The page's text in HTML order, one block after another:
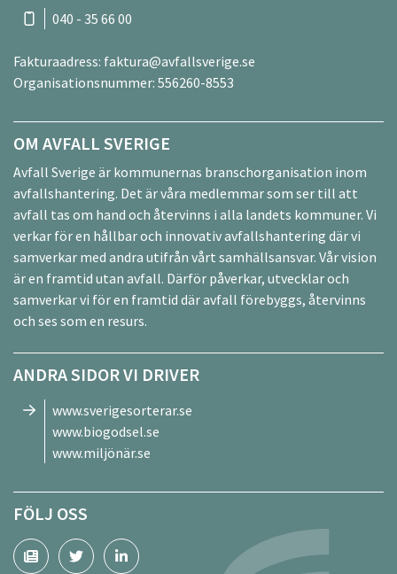
040 - 35 66 00
Fakturaadress: faktura@avfallsverige.se
Organisationsnummer: 556260-8553
OM AVFALL SVERIGE
Avfall Sverige är kommunernas branschorganisation inom
avfallshantering. Det är våra medlemmar som ser till att
avfall tas om hand och återvinns i alla landets kommuner. Vi
verkar för en hållbar och innovativ avfallshantering där vi
samverkar med andra utifrån vårt samhällsansvar. Vår vision
är en framtid utan avfall. Därför påverkar, utvecklar och
samverkar vi för en framtid där avfall förebyggs, återvinns
och ses som en resurs.
ANDRA SIDOR VI DRIVER
www.sverigesorterar.se
www.biogodsel.se
www.miljönär.se
FÖLJ OSS